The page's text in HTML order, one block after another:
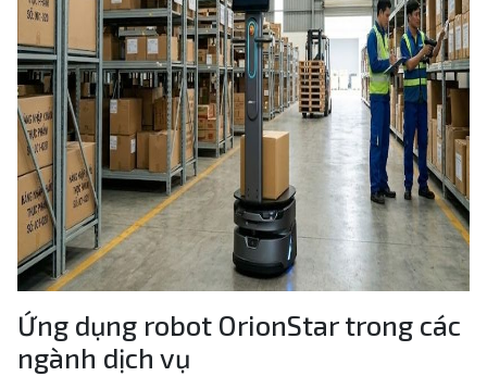
Ứng dụng robot OrionStar trong các
ngành dịch vụ